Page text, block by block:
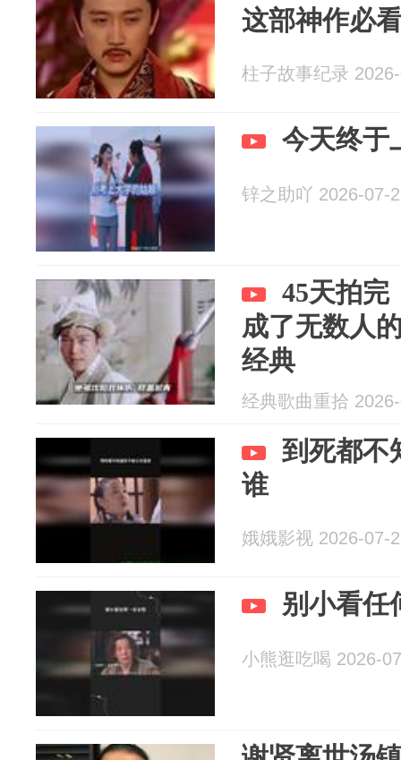
这部神作必
柱子故事纪录
今天终于
锌之助吖 2026-07-
45天拍完
成了无数人
经典
经典歌曲重拾
到死都不
谁
娥娥影视 2026-07-
别小看任
小熊逛吃喝 2026-